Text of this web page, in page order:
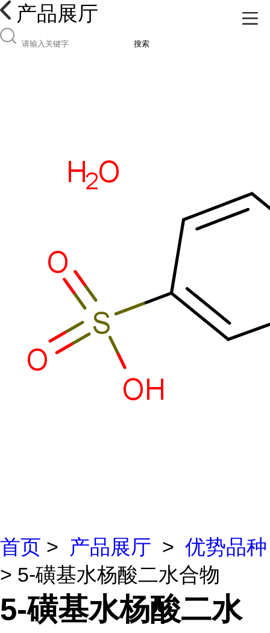
产品展厅
搜索
首页 > 产品展厅 > 优势品种
> 5-磺基水杨酸二水合物
5-磺基水杨酸二水